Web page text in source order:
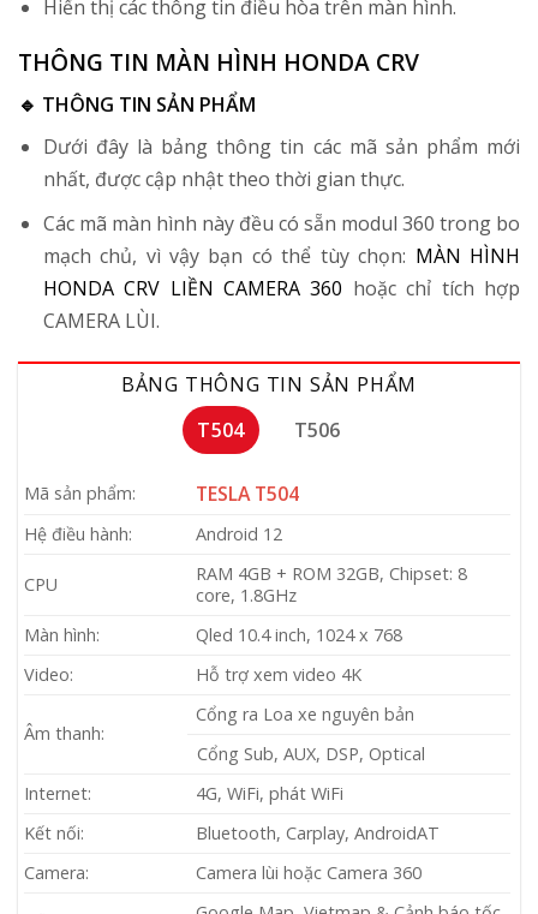
Hiển thị các thông tin điều hòa trên màn hình.
THÔNG TIN MÀN HÌNH HONDA CRV
🔹 THÔNG TIN SẢN PHẨM
Dưới đây là bảng thông tin các mã sản phẩm mới
nhất, được cập nhật theo thời gian thực.
Các mã màn hình này đều có sẵn modul 360 trong bo
mạch chủ, vì vậy bạn có thể tùy chọn: MÀN HÌNH
HONDA CRV LIỀN CAMERA 360 hoặc chỉ tích hợp
CAMERA LÙI.
BẢNG THÔNG TIN SẢN PHẨM
T504
T506
Mã sản phẩm: TESLA T504
Hệ điều hành: Android 12
CPU
RAM 4GB + ROM 32GB, Chipset: 8
core, 1.8GHz
Màn hình:
Qled 10.4 inch, 1024 x 768
Video:
Hỗ trợ xem video 4K
Âm thanh:
Cổng ra Loa xe nguyên bản
Cổng Sub, AUX, DSP, Optical
Internet:
4G, WiFi, phát WiFi
Kết nối:
Bluetooth, Carplay, AndroidAT
Camera:
Camera lùi hoặc Camera 360